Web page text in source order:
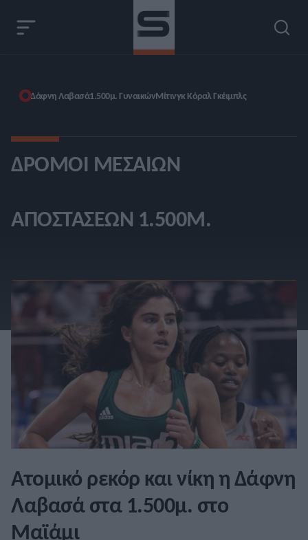
Δάφνη Λαβασά1.500μ. ΓυναικώνΜίτινγκ Κόραλ Γκέιμπλς
ΔΡΌΜΟΙ ΜΕΣΑΊΩΝ
ΑΠΟΣΤΆΣΕΩΝ 1.500Μ.
Ατομικό ρεκόρ και νίκη η Δάφνη
Λαβασά στα 1.500μ. στο
Μαϊάμι